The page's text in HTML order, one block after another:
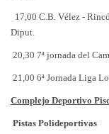
17,00 C.B. Vélez -
Diput.
20,30 7ª jornada del
21,00 6ª Jornada Liga
Complejo Deportivo
Pistas Polideportivas